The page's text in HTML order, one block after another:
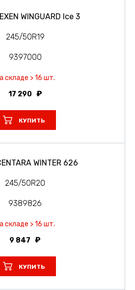
WINGUARD Ice 3
245/50R19
9397000
складе > 16 шт.
17 290
КУПИТЬ
WINTER 626
245/50R20
9389826
складе > 16 шт.
9 847
КУПИТЬ